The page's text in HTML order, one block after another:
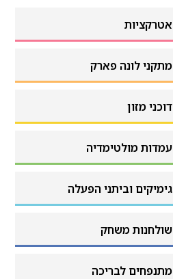
אטרקציות
אטרקציות
מתקני לונה פארק
דוכני מזון
עמדות מולטימדיה
גימיקים וביתני הפעלה
גימיקים וביתני הפעלה
שולחנות משחק
שולחנות משחק
מתנפחים לבריכה